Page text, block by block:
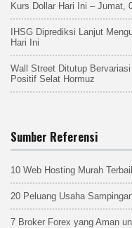
Kurs Dollar Hari Ini – Jumat,
IHSG Diprediksi Lanjut
Hari Ini
Wall Street Ditutup
Positif Selat Hormuz
Sumber Referensi
10 Web Hosting Murah
20 Peluang Usaha
7 Broker Forex yang Aman